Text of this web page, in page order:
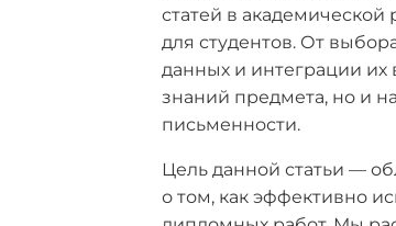
статей в
для студентов. От
данных и интеграции их
знаний предмета, но и
письменности.
Цель данной статьи —
о том, как эффективно